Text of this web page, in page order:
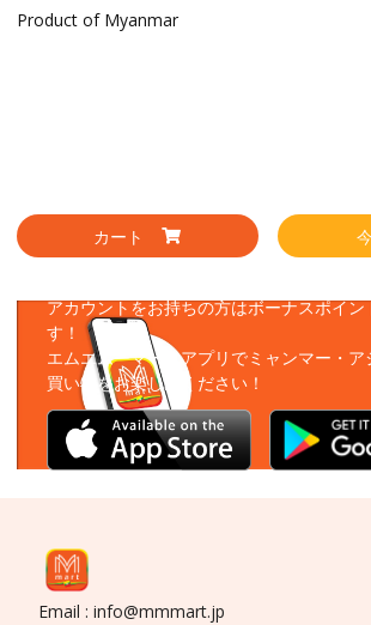
Product of Myanmar
カート
アカウントをお持ちの方はボーナスポイン
す！
エムエムーマートアプリでミャンマー・ア
買い物をお楽しみください！
Email : info@mmmart.jp